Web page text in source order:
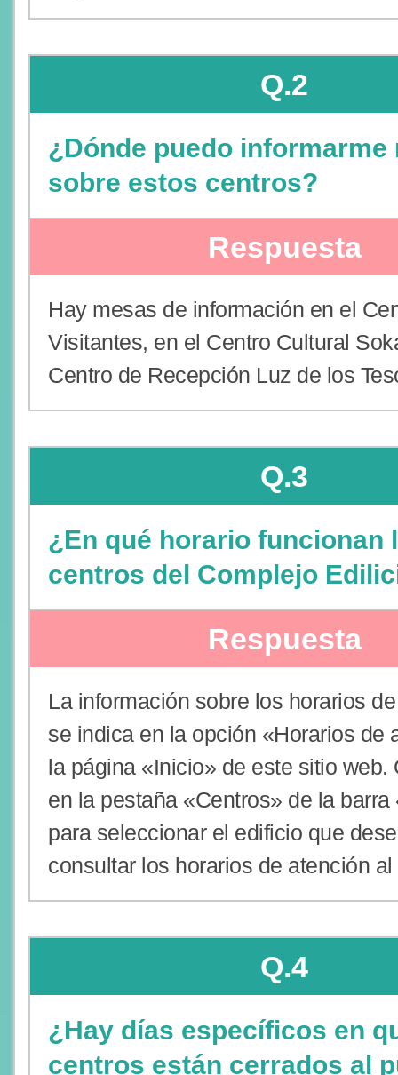
Q.2
¿Dónde puedo informarme
sobre estos centros?
Respuesta
Hay mesas de información en el
Visitantes, en el Centro Cultural
Centro de Recepción Luz de los
Q.3
¿En qué horario funcionan
centros del Complejo
Respuesta
La información sobre los horarios
se indica en la opción «Horarios de
la página «Inicio» de este sitio web.
en la pestaña «Centros» de la barra
para seleccionar el edificio que
consultar los horarios de atención
Q.4
¿Hay días específicos en
centros están cerrados al